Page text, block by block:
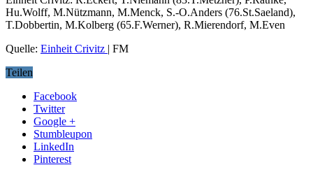
Hu.Wolff, M.Nützmann, M.Menck, S.-O.Anders (76.St.Saeland),
T.Dobbertin, M.Kolberg (65.F.Werner), R.Mierendorf, M.Even
Quelle: Einheit Crivitz | FM
Teilen
Facebook
Twitter
Google +
Stumbleupon
LinkedIn
Pinterest